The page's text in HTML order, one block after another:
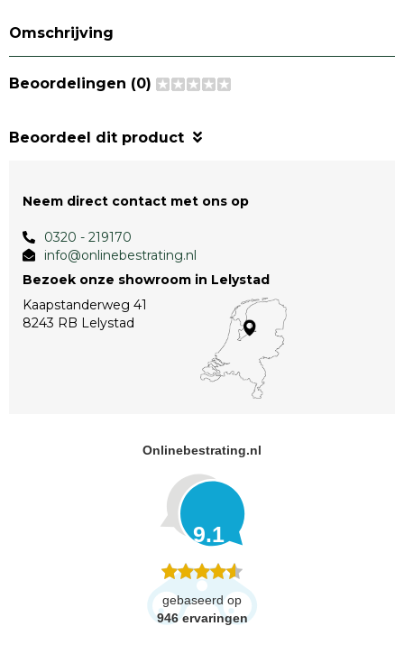
Omschrijving
Beoordelingen (0)
Beoordeel dit product
Neem direct contact met ons op
0320 - 219170
info@onlinebestrating.nl
Bezoek onze showroom in Lelystad
Kaapstanderweg 41
8243 RB Lelystad
Onlinebestrating.nl
9.1
gebaseerd op
946 ervaringen